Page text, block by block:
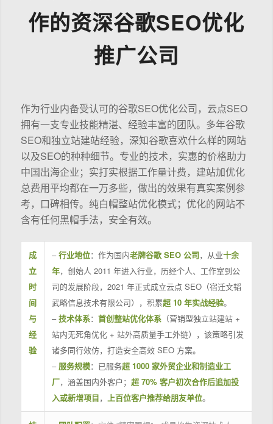
作的资深谷歌SEO优化
推广公司
作为行业内备受认可的谷歌SEO优化公司，云点SEO
拥有一支专业技能精湛、经验丰富的团队。多年谷歌
SEO和独立站建站经验，深知谷歌喜欢什么样的网站
以及SEO的种种细节。专业的技术，实惠的价格助力
中国出海企业；实打实根据工作量计费，建站加优化
总费用平均都在一万多些，做出的效果有真实案例参
考，口碑相传。纯白帽整站优化模式；优化的网站不
含有任何黑帽手法，安全有效。
成
立
时
间
与
经
验
–行业地位：作为国内老牌谷歌 SEO 公司，从业十余
年，创始人 2011 年进入行业，历经个人、工作室到公
司的发展阶段，2021 年正式成立云点 SEO（宿迁文韬
武略信息技术有限公司），积累超 10 年实战经验。
–技术体系： 首创整站优化体系（营销型独立站建站 +
站内无死角优化 + 站外高质量手工外链），该策略引发
诸多同行效仿，打造安全高效 SEO 方案。
– 服务规模：已服务超 1000 家外贸企业和制造业工
厂，涵盖国内外客户； 超 70% 客户初次合作后追加投
入或新增项目， 上百位客户推荐给朋友单位。